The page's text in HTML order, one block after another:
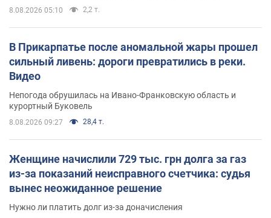
8.08.2026 05:10 2,2 т.
В Прикарпатье после аномальной жары прошел
сильный ливень: дороги превратились в реки.
Видео
Непогода обрушилась на Ивано-Франковскую область и
курортный Буковель
8.08.2026 09:27 28,4 т.
Женщине начислили 729 тыс. грн долга за газ
из-за показаний неисправного счетчика: судья
вынес неожиданное решение
Нужно ли платить долг из-за доначисления